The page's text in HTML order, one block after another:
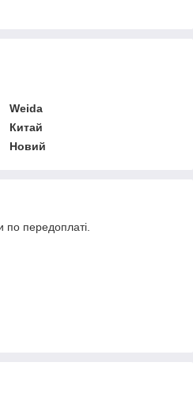
Weida
Китай
Новий
по передоплаті.